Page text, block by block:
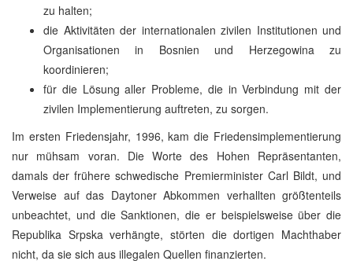
zu halten;
die Aktivitäten der internationalen zivilen Institutionen und
Organisationen in Bosnien und Herzegowina zu
koordinieren;
für die Lösung aller Probleme, die in Verbindung mit der
zivilen Implementierung auftreten, zu sorgen.
Im ersten Friedensjahr, 1996, kam die Friedensimplementierung
nur mühsam voran. Die Worte des Hohen Repräsentanten,
damals der frühere schwedische Premierminister Carl Bildt, und
Verweise auf das Daytoner Abkommen verhallten größtenteils
unbeachtet, und die Sanktionen, die er beispielsweise über die
Republika Srpska verhängte, störten die dortigen Machthaber
nicht, da sie sich aus illegalen Quellen finanzierten.